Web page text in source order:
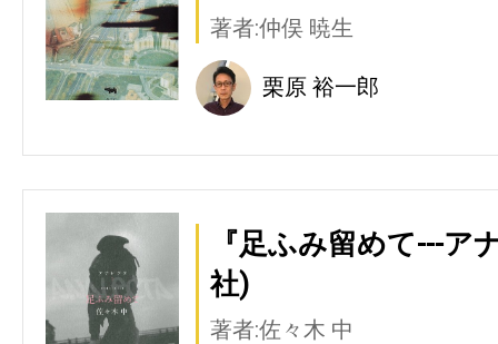
著者:仲俣 暁生
栗原 裕一郎
『足ふみ留めて---ア
社)
著者:佐々木 中